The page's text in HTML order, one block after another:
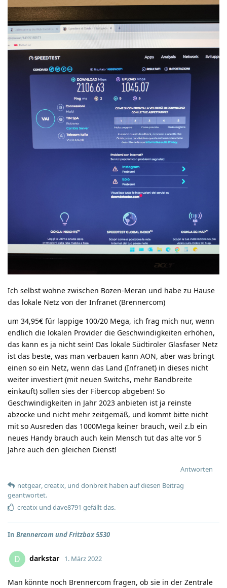
Ich selbst wohne zwischen Bozen-Meran und habe zu Hause
das lokale Netz von der Infranet (Brennercom)
um 34,95€ für lappige 100/20 Mega, ich frag mich nur, wenn
endlich die lokalen Provider die Geschwindigkeiten erhöhen,
das kann es ja nicht sein! Das lokale Südtiroler Glasfaser Netz
ist das beste, was man verbauen kann AON, aber was bringt
einen so ein Netz, wenn das Land (Infranet) in dieses nicht
weiter investiert (mit neuen Switchs, mehr Bandbreite
einkauft) sollen sies der Fibercop abgeben! So
Geschwindigkeiten in Jahr 2023 anbieten ist ja reinste
abzocke und nicht mehr zeitgemäß, und kommt bitte nicht
mit so Ausreden das 1000Mega keiner brauch, weil z.b ein
neues Handy brauch auch kein Mensch tut das alte vor 5
Jahre auch den gleichen Dienst!
Antworten
netgear,creatix, und donbreit haben auf diesen Beitrag
geantwortet.
creatix und dave8791 gefällt das.
In Brennercom und Fritzbox 5530
D darkstar 1. März 2022
Man könnte noch Brennercom fragen, ob sie in der Zentrale